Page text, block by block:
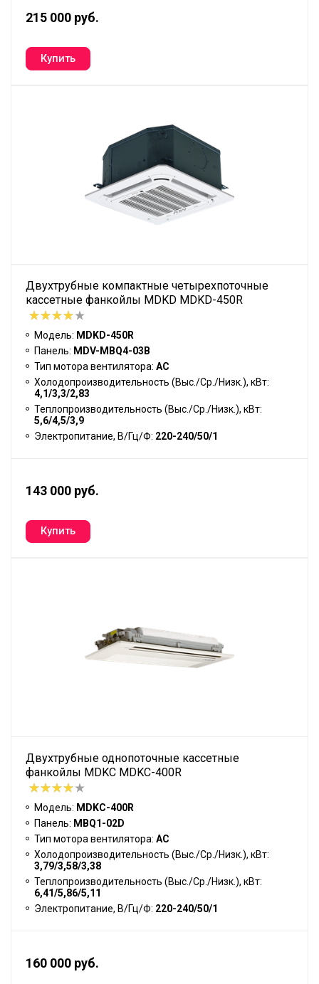
215 000 руб.
Двухтрубные компактные четырехпоточные
кассетные фанкойлы MDKD MDKD-450R
Модель: MDKD-450R
Панель: MDV-MBQ4-03B
Тип мотора вентилятора: АС
Холодопроизводительность (Выс./Ср./Низк.), кВт:
4,1/3,3/2,83
Теплопроизводительность (Выс./Ср./Низк.), кВт:
5,6/4,5/3,9
Электропитание, В/Гц/Ф: 220-240/50/1
143 000 руб.
Двухтрубные однопоточные кассетные
фанкойлы MDKC MDKC-400R
Модель: MDKC-400R
Панель: MBQ1-02D
Тип мотора вентилятора: АС
Холодопроизводительность (Выс./Ср./Низк.), кВт:
3,79/3,58/3,38
Теплопроизводительность (Выс./Ср./Низк.), кВт:
6,41/5,86/5,11
Электропитание, В/Гц/Ф: 220-240/50/1
160 000 руб.